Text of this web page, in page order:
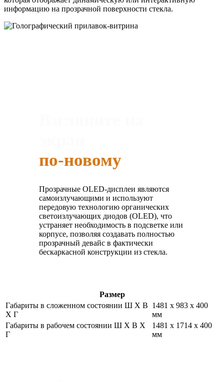
информацию на прозрачной поверхности стекла.
по-новому
Прозрачные OLED-дисплеи являются
самоизлучающими и используют
передовую технологию органических
светоизлучающих диодов (OLED), что
устраняет необходимость в подсветке или
корпусе, позволяя создавать полностью
прозрачный девайс в фактически
бескаркасной конструкции из стекла.
Размер
Габариты в сложенном состоянии Ш Х В
Х Г
1481 х 983 х 400
мм
Габариты в рабочем состоянии Ш Х В Х
Г
1481 х 1714 х 400
мм